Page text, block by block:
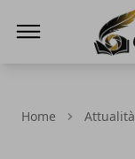
Home Attualità